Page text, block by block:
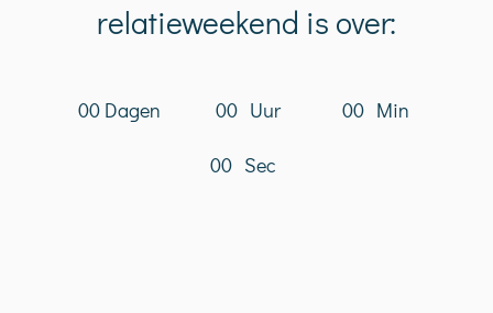
relatieweekend is over:
00 Dagen 00 Uur 00 Min
00 Sec